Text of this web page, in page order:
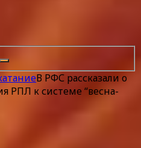
В РФС рассказали о
РПЛ к системе “весна-